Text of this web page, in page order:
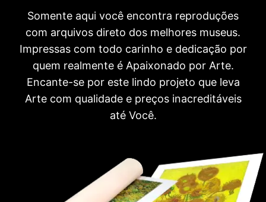
Somente aqui você encontra reproduções
com arquivos direto dos melhores museus.
Impressas com todo carinho e dedicação por
quem realmente é Apaixonado por Arte.
Encante-se por este lindo projeto que leva
Arte com qualidade e preços inacreditáveis
até Você.